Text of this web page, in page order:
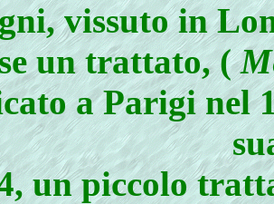
vissuto in
un trattato, (
a Parigi nel
un piccolo